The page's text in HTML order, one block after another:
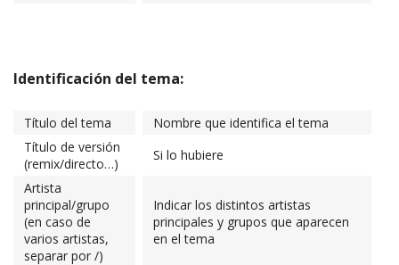
Identificación del tema:
Título del tema
Nombre que identifica el tema
Título de versión
(remix/directo…)
Si lo hubiere
Artista
principal/grupo
(en caso de
varios artistas,
separar por /)
Indicar los distintos artistas
principales y grupos que aparecen
en el tema